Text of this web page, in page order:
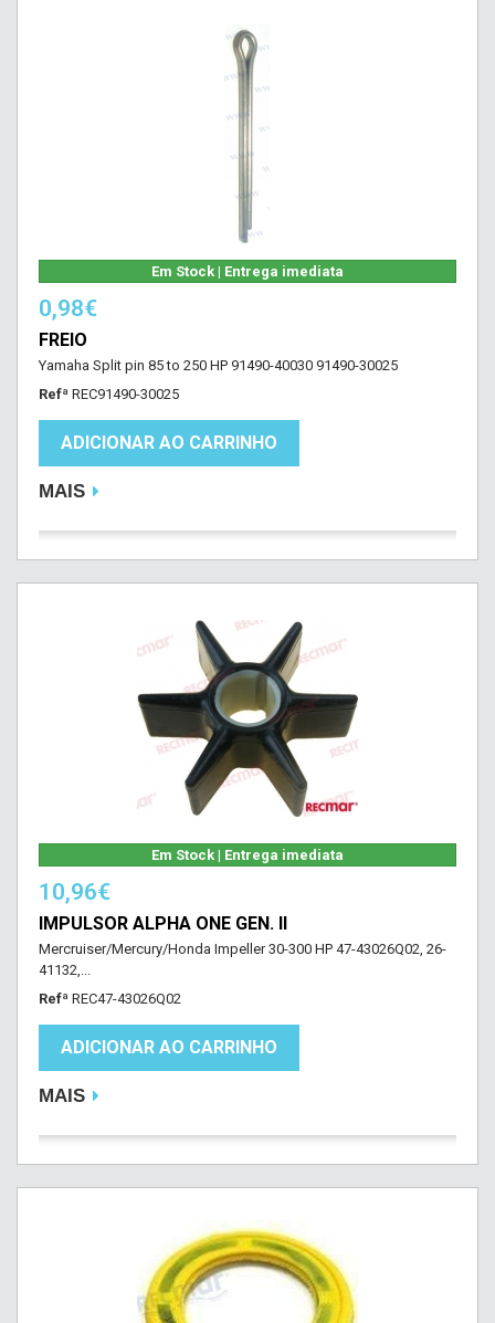
Em Stock | Entrega imediata
0,98€
FREIO
Yamaha Split pin 85 to 250 HP 91490-40030 91490-30025
Refª REC91490-30025
ADICIONAR AO CARRINHO
MAIS
Em Stock | Entrega imediata
10,96€
IMPULSOR ALPHA ONE GEN. II
Mercruiser/Mercury/Honda Impeller 30-300 HP 47-43026Q02, 26-
41132,...
Refª REC47-43026Q02
ADICIONAR AO CARRINHO
MAIS